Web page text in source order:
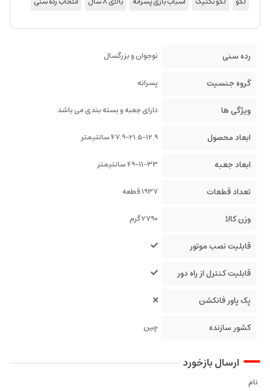
رده سنی نوجوان و بزرگسال
گروه جنسیت پسرانه
ویژگی ها دارای جعبه و بسته بندی می باشد
ابعاد محصول 47.9-21.5-12.9 سانتیمتر
ابعاد جعبه 49-11-33 سانتیمتر
تعداد قطعات 1937 قطعه
وزن کالا 2790 گرم
قابلیت نصب موتور
قابلیت کنترل از راه دور
پک پاور فانکشن
کشور سازنده
چین
ارسال بازخورد
نام